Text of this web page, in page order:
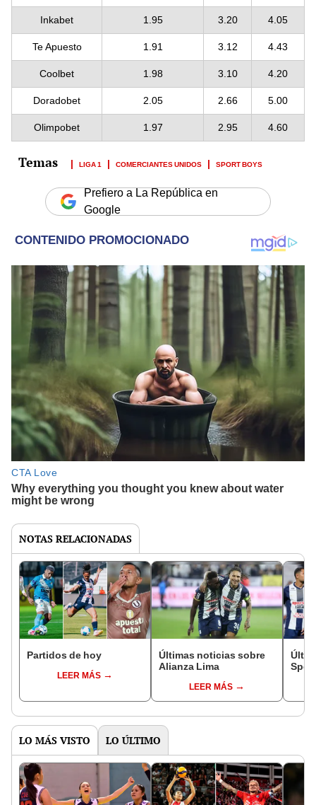
Inkabet 1.95 3.20 4.05
Te Apuesto 1.91 3.12 4.43
Coolbet 1.98 3.10 4.20
Doradobet 2.05 2.66 5.00
Olimpobet 1.97 2.95 4.60
LIGA 1 COMERCIANTES UNIDOS SPORT BOYS
Prefiero a La República en
Google
NOTAS RELACIONADAS
Partidos de hoy
LEER MÁS
Últimas noticias sobre
Alianza Lima
LEER MÁS
LO MÁS VISTO LO ÚLTIMO